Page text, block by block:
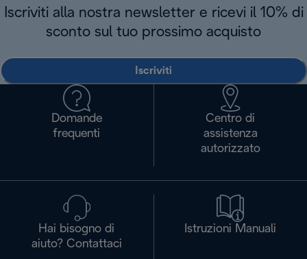
Iscriviti alla nostra newsletter e ricevi il 10% di
sconto sul tuo prossimo acquisto
Iscriviti
Domande
frequenti
Centro di
assistenza
autorizzato
Hai bisogno di
aiuto? Contattaci
Istruzioni Manuali